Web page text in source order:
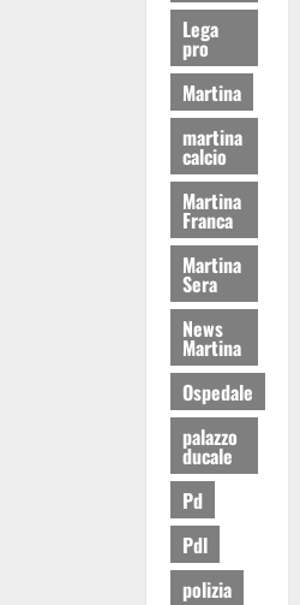
Lega
pro
Martina
martina
calcio
Martina
Franca
Martina
Sera
News
Martina
Ospedale
palazzo
ducale
Pd
Pdl
polizia